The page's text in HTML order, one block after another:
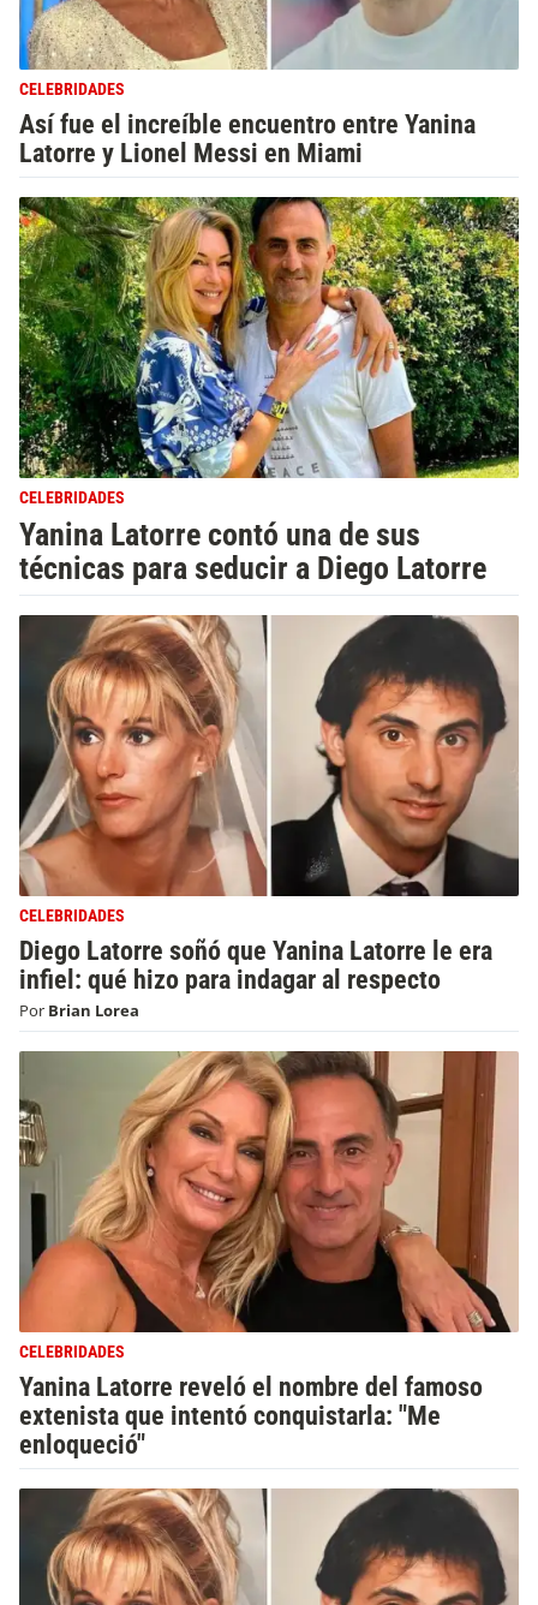
CELEBRIDADES
Así fue el increíble encuentro entre Yanina
Latorre y Lionel Messi en Miami
CELEBRIDADES
Yanina Latorre contó una de sus
técnicas para seducir a Diego Latorre
CELEBRIDADES
Diego Latorre soñó que Yanina Latorre le era
infiel: qué hizo para indagar al respecto
Por Brian Lorea
CELEBRIDADES
Yanina Latorre reveló el nombre del famoso
extenista que intentó conquistarla: "Me
enloqueció"